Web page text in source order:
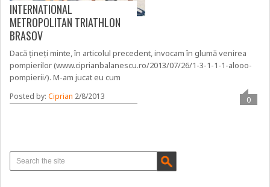
INTERNATIONAL
METROPOLITAN TRIATHLON
BRASOV
Dacă țineți minte, în articolul precedent, invocam în glumă venirea
pompierilor (www.ciprianbalanescu.ro/2013/07/26/1-3-1-1-1-alooo-
pompierii/). M-am jucat eu cum
Posted by:Ciprian 2/8/2013 0